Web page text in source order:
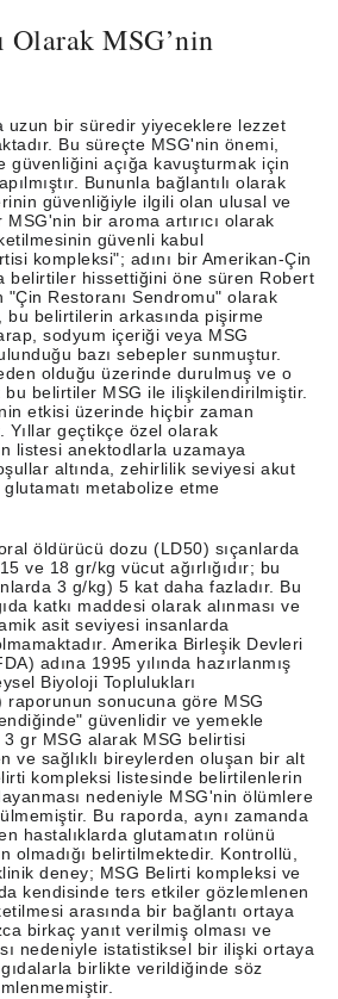
Olarak MSG’nin
uzun bir süredir yiyeceklere lezzet
Bu süreçte MSG'nin önemi,
güvenliğini açığa kavuşturmak için
Bununla bağlantılı olarak
güvenliğiyle ilgili olan ulusal ve
bir aroma artırıcı olarak
güvenli kabul
kompleksi"; adını bir Amerikan-Çin
belirtiler hissettiğini öne süren Robert
"Çin Restoranı Sendromu" olarak
bu belirtilerin arkasında pişirme
sodyum içeriği veya MSG
bazı sebepler sunmuştur.
olduğu üzerinde durulmuş ve o
belirtiler MSG ile ilişkilendirilmiştir.
etkisi üzerinde hiçbir zaman
Yıllar geçtikçe özel olarak
listesi anektodlarla uzamaya
altında, zehirlilik seviyesi akut
metabolize etme
öldürücü dozu (LD50) sıçanlarda
ve 18 gr/kg vücut ağırlığıdır; bu
3 g/kg) 5 kat daha fazladır. Bu
katkı maddesi olarak alınması ve
asit seviyesi insanlarda
Amerika Birleşik Devleri
adına 1995 yılında hazırlanmış
Biyoloji Toplulukları
raporunun sonucuna göre MSG
güvenlidir ve yemekle
gr MSG alarak MSG belirtisi
ve sağlıklı bireylerden oluşan bir alt
kompleksi listesinde belirtilenlerin
nedeniyle MSG'nin ölümlere
Bu raporda, aynı zamanda
hastalıklarda glutamatın rolünü
olmadığı belirtilmektedir. Kontrollü,
deney; MSG Belirti kompleksi ve
kendisinde ters etkiler gözlemlenen
arasında bir bağlantı ortaya
birkaç yanıt verilmiş olması ve
nedeniyle istatistiksel bir ilişki ortaya
gıdalarla birlikte verildiğinde söz